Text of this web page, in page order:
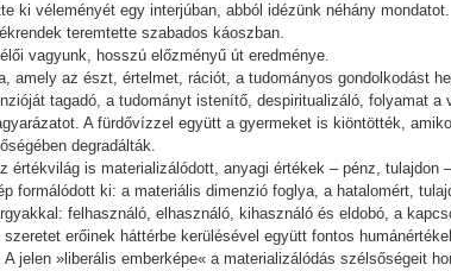
ki véleményét egy interjúban, abból idézünk néhány mondatot.
teremtette szabados káoszban.
vagyunk, hosszú előzményű út eredménye.
amely az észt, értelmet, rációt, a tudományos gondolkodást
tagadó, a tudományt istenítő, despiritualizáló, folyamat
A fürdővízzel együtt a gyermeket is kiöntötték,
degradálták.
értékvilág is materializálódott, anyagi értékek – pénz, tulajdon
formálódott ki: a materiális dimenzió foglya, a hatalomért,
felhasználó, elhasználó, kihasználó és eldobó, a
erőinek háttérbe kerülésével együtt fontos
jelen »liberális emberképe« a materializálódás szélsőségeit